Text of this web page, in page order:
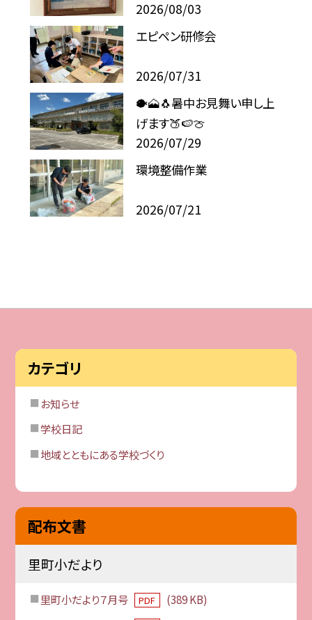
2026/08/03
エピペン研修会
2026/07/31
🐡🗻🐧暑中お見舞い申し上
げます🍑🍉🍈
2026/07/29
環境整備作業
2026/07/21
カテゴリ
お知らせ
学校日記
地域とともにある学校づくり
配布文書
里町小だより
里町小だより７月号 PDF
(389 KB)